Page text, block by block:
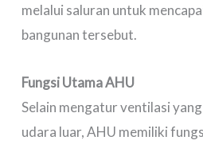
melalui saluran untuk
bangunan tersebut.
Fungsi Utama AHU
Selain mengatur ventilasi
udara luar, AHU memiliki